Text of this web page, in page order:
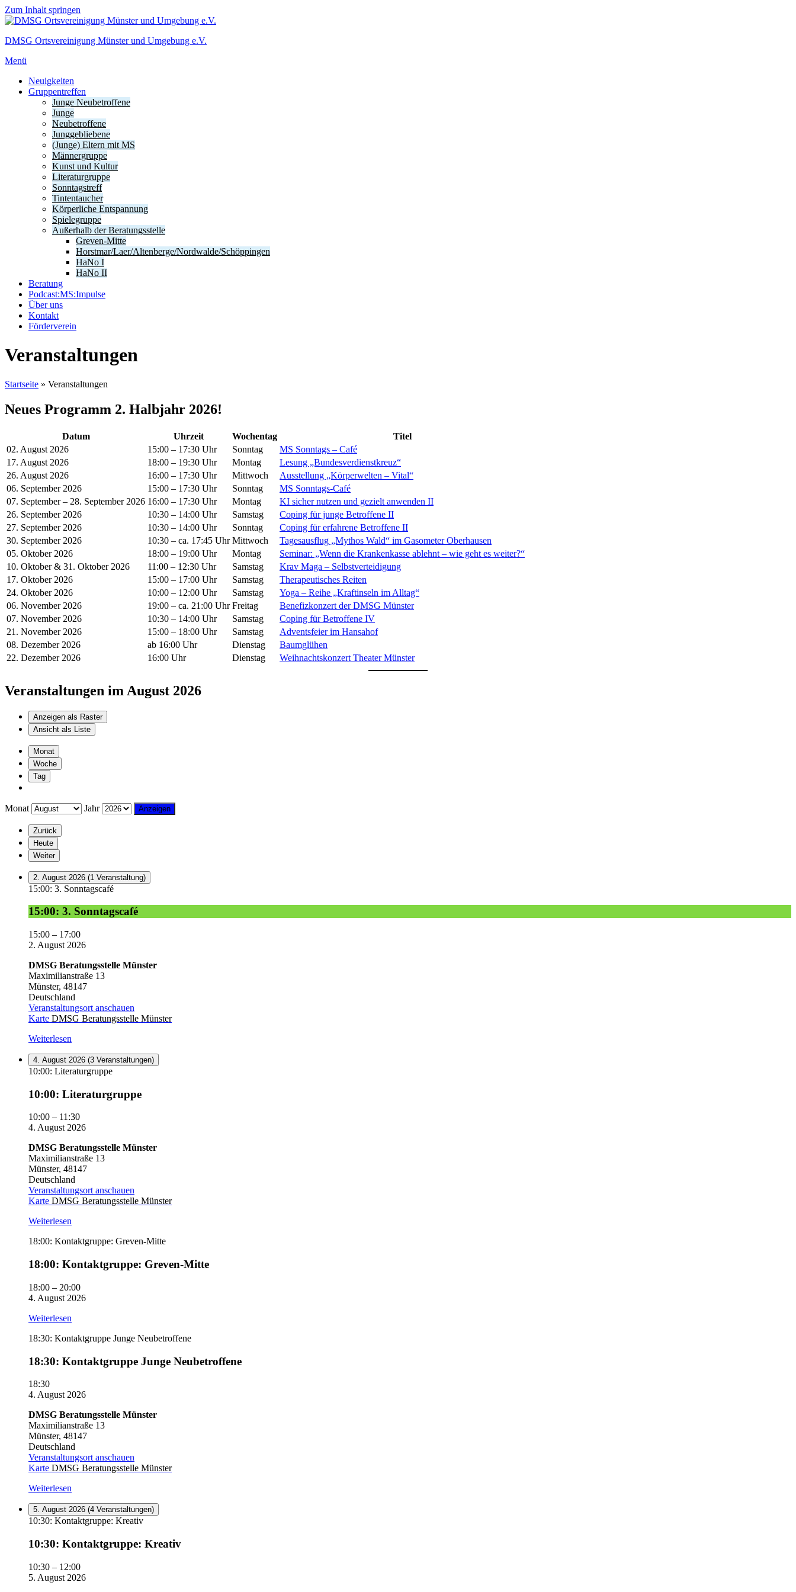
Zum Inhalt springen
DMSG Ortsvereinigung Münster und Umgebung e.V.
Menü
Neuigkeiten
Gruppentreffen
Junge Neubetroffene
Junge
Neubetroffene
Junggebliebene
(Junge) Eltern mit MS
Männergruppe
Kunst und Kultur
Literaturgruppe
Sonntagstreff
Tintentaucher
Körperliche Entspannung
Spielegruppe
Außerhalb der Beratungsstelle
Greven-Mitte
Horstmar/Laer/Altenberge/Nordwalde/Schöppingen
HaNo I
HaNo II
Beratung
Podcast:MS:Impulse
Über uns
Kontakt
Förderverein
Veranstaltungen
Startseite » Veranstaltungen
Neues Programm 2. Halbjahr 2026!
Datum Uhrzeit Wochentag
Titel
02. August 2026
15:00 – 17:30 Uhr Sonntag
MS Sonntags – Café
17. August 2026
18:00 – 19:30 Uhr Montag
Lesung „Bundesverdienstkreuz“
26. August 2026
16:00 – 17:30 Uhr Mittwoch
Ausstellung „Körperwelten – Vital“
06. September 2026
15:00 – 17:30 Uhr Sonntag
MS Sonntags-Café
07. September – 28. September 2026 16:00 – 17:30 Uhr Montag
KI sicher nutzen und gezielt anwenden II
26. September 2026
10:30 – 14:00 Uhr Samstag
Coping für junge Betroffene II
27. September 2026
10:30 – 14:00 Uhr Sonntag
Coping für erfahrene Betroffene II
30. September 2026
10:30 – ca. 17:45 Uhr Mittwoch
Tagesausflug „Mythos Wald“ im Gasometer Oberhausen
05. Oktober 2026
18:00 – 19:00 Uhr Montag
Seminar: „Wenn die Krankenkasse ablehnt – wie geht es weiter?“
10. Oktober & 31. Oktober 2026
11:00 – 12:30 Uhr Samstag
Krav Maga – Selbstverteidigung
17. Oktober 2026
15:00 – 17:00 Uhr Samstag
Therapeutisches Reiten
24. Oktober 2026
10:00 – 12:00 Uhr Samstag
Yoga – Reihe „Kraftinseln im Alltag“
06. November 2026
19:00 – ca. 21:00 Uhr Freitag
Benefizkonzert der DMSG Münster
07. November 2026
10:30 – 14:00 Uhr Samstag
Coping für Betroffene IV
21. November 2026
15:00 – 18:00 Uhr Samstag
Adventsfeier im Hansahof
08. Dezember 2026
ab 16:00 Uhr Dienstag
Baumglühen
22. Dezember 2026
16:00 Uhr Dienstag Weihnachtskonzert Theater Münster
Veranstaltungen im August 2026
Anzeigen als Raster
Ansicht als Liste
Monat
Woche
Tag
Monat Jahr
Zurück
Heute
Weiter
2. August 2026 (1 Veranstaltung)
15:00: 3. Sonntagscafé
15:00: 3. Sonntagscafé
15:00 – 17:00
2. August 2026
DMSG Beratungsstelle Münster
Maximilianstraße 13
Münster, 48147
Deutschland
Veranstaltungsort anschauen
Karte DMSG Beratungsstelle Münster
Weiterlesen
4. August 2026 (3 Veranstaltungen)
10:00: Literaturgruppe
10:00: Literaturgruppe
10:00 – 11:30
4. August 2026
DMSG Beratungsstelle Münster
Maximilianstraße 13
Münster, 48147
Deutschland
Veranstaltungsort anschauen
Karte DMSG Beratungsstelle Münster
Weiterlesen
18:00: Kontaktgruppe: Greven-Mitte
18:00: Kontaktgruppe: Greven-Mitte
18:00 – 20:00
4. August 2026
Weiterlesen
18:30: Kontaktgruppe Junge Neubetroffene
18:30: Kontaktgruppe Junge Neubetroffene
18:30
4. August 2026
DMSG Beratungsstelle Münster
Maximilianstraße 13
Münster, 48147
Deutschland
Veranstaltungsort anschauen
Karte DMSG Beratungsstelle Münster
Weiterlesen
5. August 2026 (4 Veranstaltungen)
10:30: Kontaktgruppe: Kreativ
10:30: Kontaktgruppe: Kreativ
10:30 – 12:00
5. August 2026